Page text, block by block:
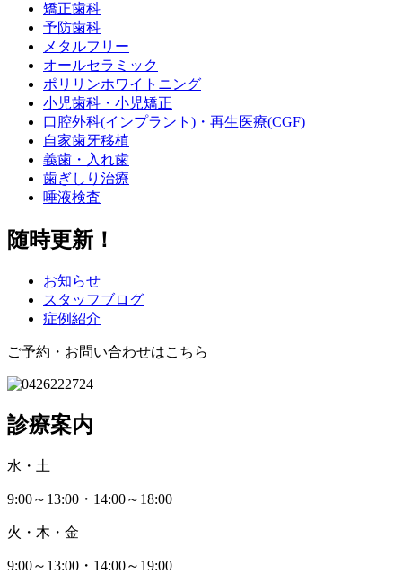
矯正歯科
予防歯科
メタルフリー
オールセラミック
ポリリンホワイトニング
小児歯科・小児矯正
口腔外科(インプラント)・再生医療(CGF)
自家歯牙移植
義歯・入れ歯
歯ぎしり治療
唾液検査
随時更新！
お知らせ
スタッフブログ
症例紹介
ご予約・お問い合わせはこちら
診療案内
水・土
9:00～13:00・14:00～18:00
火・木・金
9:00～13:00・14:00～19:00